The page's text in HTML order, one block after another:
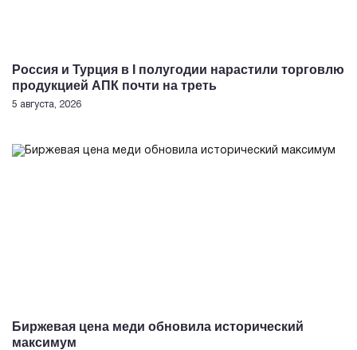
Россия и Турция в I полугодии нарастили торговлю
продукцией АПК почти на треть
5 августа, 2026
Биржевая цена меди обновила исторический
максимум